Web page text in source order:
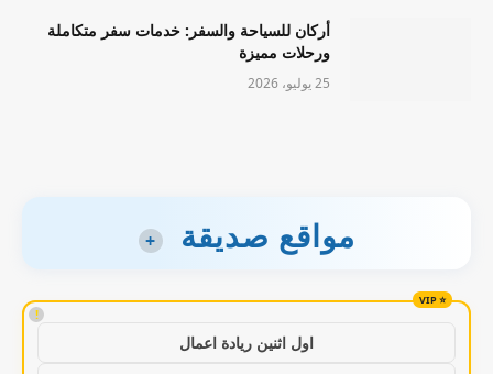
أركان للسياحة والسفر: خدمات سفر متكاملة
ورحلات مميزة
25 يوليو، 2026
مواقع صديقة +
!
اول اثنين ريادة اعمال